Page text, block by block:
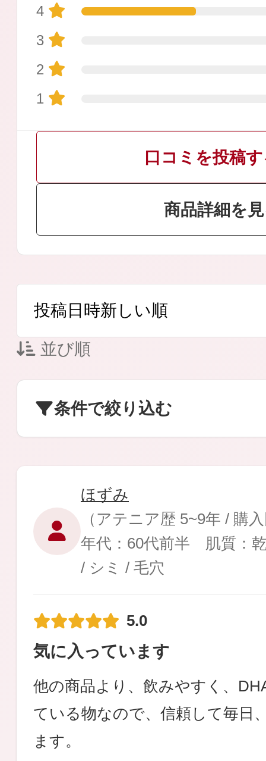
スキンクリア
クレンズオイル
ボディケア
メイクアップ
ファッション
4
3
2
1
商品詳細を
口コミを投稿
並び順
条件で絞り込む
ほずみ
（アテニア歴 5~9年 / 購
年代：60代前半 肌質：
/ シミ / 毛穴
5.0
気に入っています
他の商品より、飲みやすく、
ている物なので、信頼して毎日
ます。